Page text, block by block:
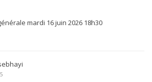
do Pico
Nouvelle partition répertoire Chants bilingues